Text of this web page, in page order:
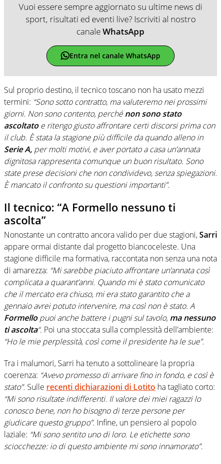
Vuoi essere sempre aggiornato su ultime news di
sport, risultati ed eventi live? Iscriviti al nostro
canaleWhatsApp
Entra nel canale WhatsApp
Sul proprio destino, il tecnico toscano non ha usato mezzi
termini: “Sono sotto contratto, ma valuteremo nei prossimi
giorni. Non sono contento, perchénon sono stato
ascoltatoe ritengo giusto affrontare certi discorsi prima con
il club. È stata la stagione più difficile da quando alleno in
Serie A, per molti motivi, e aver portato a casa un’annata
dignitosa rappresenta comunque un buon risultato. Sono
state prese decisioni che non condividevo, senza spiegazioni.
È mancato il confronto su questioni importanti”.
Il tecnico: “A Formello nessuno ti
ascolta”
Nonostante un contratto ancora valido per due stagioni,Sarri
appare ormai distante dal progetto biancoceleste. Una
stagione difficile ma formativa, raccontata non senza una nota
di amarezza: “Mi sarebbe piaciuto affrontare un’annata così
complicata a quarant’anni. Quando mi è stato comunicato
che il mercato era chiuso, mi era stato garantito che a
gennaio avrei potuto intervenire, ma così non è stato. A
Formellopuoi anche battere i pugni sul tavolo, ma nessuno
ti ascolta“. Poi una stoccata sulla complessità dell’ambiente:
“Ho le mie perplessità, così come il presidente ha le sue”.
Tra i malumori, Sarri ha tenuto a sottolineare la propria
coerenza: “Avevo promesso di arrivare fino in fondo, e così è
stato”. Sulle recenti dichiarazioni di Lotito ha tagliato corto:
“Mi sono risultate indifferenti. Il valore dei miei ragazzi lo
conosco bene, non ho bisogno di terze persone per
giudicare questo gruppo”. Infine, un pensiero al popolo
laziale: “Mi sono sentito uno di loro. Le etichette sono
sciocchezze: io di questo ambiente mi sono innamorato”.